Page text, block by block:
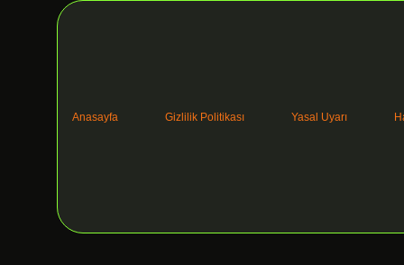
Anasayfa Gizlilik Politikası Yasal Uyarı